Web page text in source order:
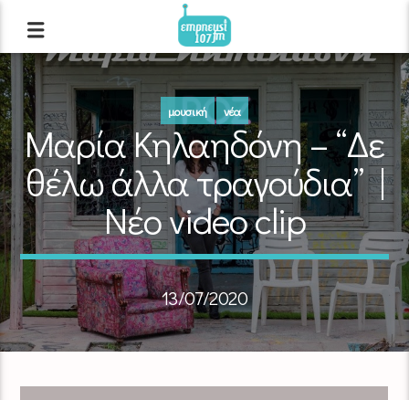
μουσική νέα
Μαρία Κηλαηδόνη – “Δε
θέλω άλλα τραγούδια” |
Νέο video clip
13/07/2020